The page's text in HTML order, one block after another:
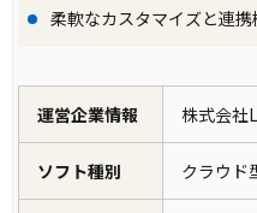
柔軟なカスタマイズと連
運営企業情報 株式会社
ソフト種別 クラウ